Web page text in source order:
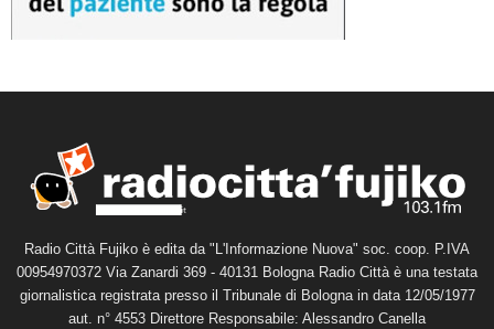
Radio Città Fujiko è edita da "L'Informazione Nuova" soc. coop. P.IVA
00954970372 Via Zanardi 369 - 40131 Bologna Radio Città è una testata
giornalistica registrata presso il Tribunale di Bologna in data 12/05/1977
aut. n° 4553 Direttore Responsabile: Alessandro Canella